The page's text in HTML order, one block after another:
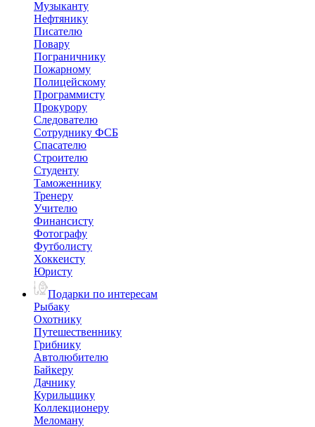
Музыканту
Нефтянику
Писателю
Повару
Пограничнику
Пожарному
Полицейскому
Программисту
Прокурору
Следователю
Сотруднику ФСБ
Спасателю
Строителю
Студенту
Таможеннику
Тренеру
Учителю
Финансисту
Фотографу
Футболисту
Хоккеисту
Юристу
Подарки по интересам
Рыбаку
Охотнику
Путешественнику
Грибнику
Автолюбителю
Байкеру
Дачнику
Курильщику
Коллекционеру
Меломану